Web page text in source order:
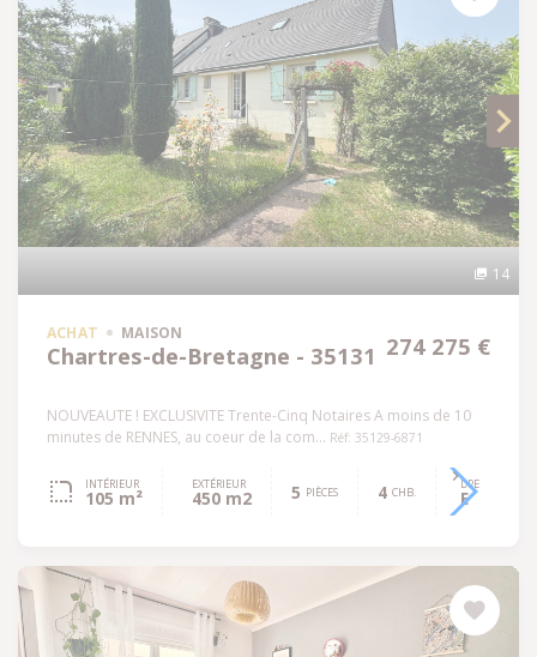
14
ACHAT MAISON
Chartres-de-Bretagne - 35131 274 275 €
NOUVEAUTE ! EXCLUSIVITE Trente-Cinq Notaires A moins de 10
minutes de RENNES, au coeur de la com... Réf: 35129-6871
INTÉRIEUR
105 m²
EXTÉRIEUR
450 m2 5 PIÈCES 4 CHB. DPE
E